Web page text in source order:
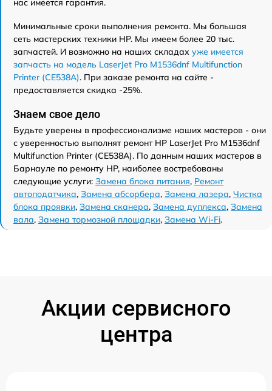
нас имеется гарантия.
Минимальные сроки выполнения ремонта. Мы большая
сеть мастерских техники HP. Мы имеем более 20 тыс.
запчастей. И возможно на наших складах уже имеется
запчасть на модель LaserJet Pro M1536dnf Multifunction
Printer (CE538A). При заказе ремонта на сайте -
предоставляется скидка -25%.
Знаем свое дело
Будьте уверены в профессионализме наших мастеров - они
с уверенностью выполнят ремонт HP LaserJet Pro M1536dnf
Multifunction Printer (CE538A). По данным наших мастеров в
Барнауле по ремонту HP, наиболее востребованы
следующие услуги: Замена блока питания, Ремонт
автоподатчика, Замена абсорбера, Замена лазера, Чистка
блока проявки, Замена сканера, Замена дуплекса, Замена
вала, Замена тормозной площадки, Замена Wi-Fi.
Акции сервисного
центра